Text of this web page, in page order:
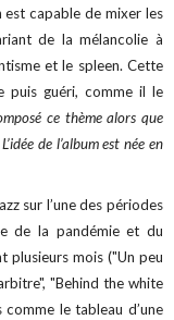
est capable de mixer les
de la mélancolie à
et le spleen. Cette
puis guéri, comme il le
ce thème alors que
de l’album est née en
sur l’une des périodes
de la pandémie et du
plusieurs mois ("Un peu
"Behind the white
le tableau d’une